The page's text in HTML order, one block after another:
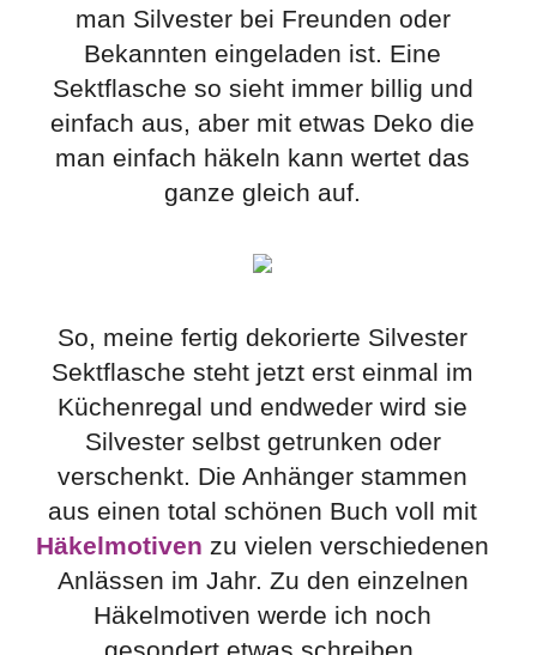
man Silvester bei Freunden oder
Bekannten eingeladen ist. Eine
Sektflasche so sieht immer billig und
einfach aus, aber mit etwas Deko die
man einfach häkeln kann wertet das
ganze gleich auf.
So, meine fertig dekorierte Silvester
Sektflasche steht jetzt erst einmal im
Küchenregal und endweder wird sie
Silvester selbst getrunken oder
verschenkt. Die Anhänger stammen
aus einen total schönen Buch voll mit
Häkelmotiven zu vielen verschiedenen
Anlässen im Jahr. Zu den einzelnen
Häkelmotiven werde ich noch